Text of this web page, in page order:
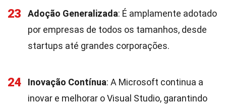
23 Adoção Generalizada: É amplamente adotado
por empresas de todos os tamanhos, desde
startups até grandes corporações.
24 Inovação Contínua: A Microsoft continua a
inovar e melhorar o Visual Studio, garantindo